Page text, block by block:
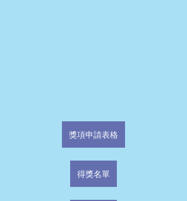
獎項申請表格
得獎名單